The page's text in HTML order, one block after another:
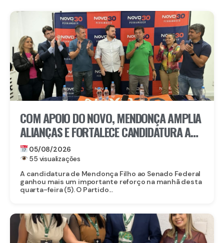
COM APOIO DO NOVO, MENDONÇA AMPLIA
ALIANÇAS E FORTALECE CANDIDATURA AO
SENADO EM PERNAMBUCO
05/08/2026
55 visualizações
A candidatura de Mendonça Filho ao Senado Federal
ganhou mais um importante reforço na manhã desta
quarta-feira (5). O Partido...